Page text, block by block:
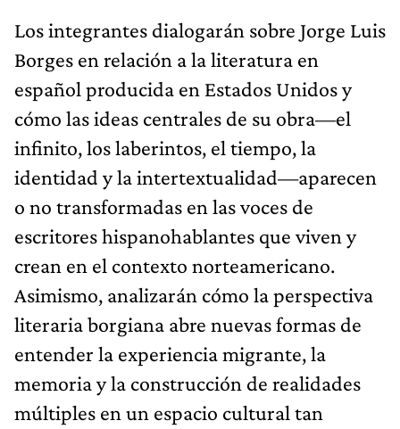
Los integrantes dialogarán sobre Jorge Luis
Borges en relación a la literatura en
español producida en Estados Unidos y
cómo las ideas centrales de su obra—el
infinito, los laberintos, el tiempo, la
identidad y la intertextualidad—aparecen
o no transformadas en las voces de
escritores hispanohablantes que viven y
crean en el contexto norteamericano.
Asimismo, analizarán cómo la perspectiva
literaria borgiana abre nuevas formas de
entender la experiencia migrante, la
memoria y la construcción de realidades
múltiples en un espacio cultural tan